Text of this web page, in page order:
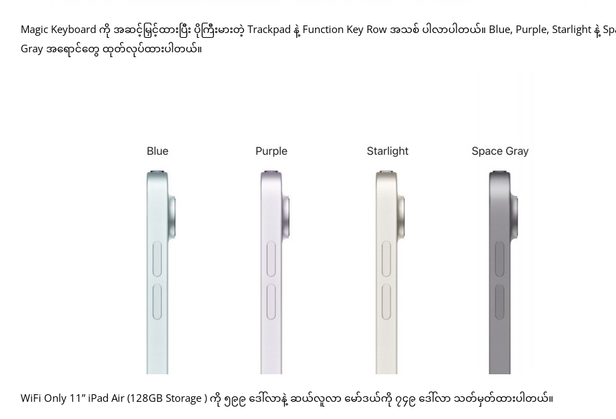
Magic Keyboard ကို အဆင့်မြှင့်ထားပြီး ပိုကြီးမားတဲ့ Trackpad နဲ့ Function Key Row အသစ် ပါလာပါတယ်။ Blue, Purple, Starlight နဲ့
Gray အရောင်တွေ ထုတ်လုပ်ထားပါတယ်။
WiFi Only 11” iPad Air (128GB Storage ) ကို ၅၉၉ ဒေါ်လာနဲ့ ဆယ်လူလာ မော်ဒယ်ကို ၇၄၉ ဒေါ်လာ သတ်မှတ်ထားပါတယ်။